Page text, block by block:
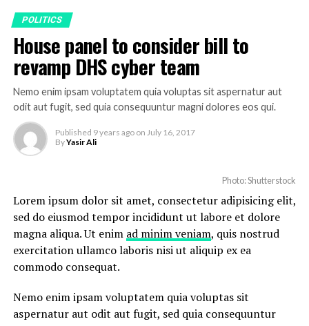
POLITICS
House panel to consider bill to
revamp DHS cyber team
Nemo enim ipsam voluptatem quia voluptas sit aspernatur aut
odit aut fugit, sed quia consequuntur magni dolores eos qui.
Published 9 years ago on July 16, 2017
ByYasir Ali
Photo: Shutterstock
Lorem ipsum dolor sit amet, consectetur adipisicing elit,
sed do eiusmod tempor incididunt ut labore et dolore
magna aliqua. Ut enim ad minim veniam, quis nostrud
exercitation ullamco laboris nisi ut aliquip ex ea
commodo consequat.
Nemo enim ipsam voluptatem quia voluptas sit
aspernatur aut odit aut fugit, sed quia consequuntur